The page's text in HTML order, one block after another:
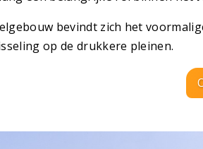
bevindt zich het
op de drukkere pleinen.